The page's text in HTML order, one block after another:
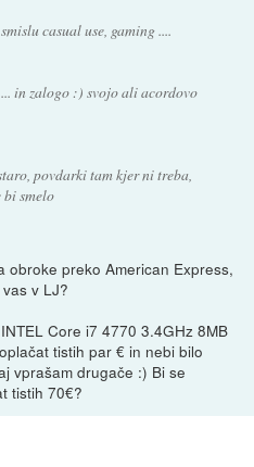
casual use, gaming ....
in zalogo :) svojo ali acordovo
povdarki tam kjer ni treba,
bi smelo
obroke preko American Express,
v LJ?
Core i7 4770 3.4GHz 8MB
tistih par € in nebi bilo
vprašam drugače :) Bi se
tistih 70€?